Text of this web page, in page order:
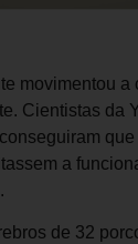
movimentou a
Cientistas da
a
de 32